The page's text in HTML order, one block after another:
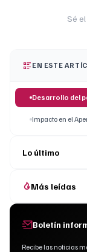
Sé
EN ESTE
Desarrollo del
Impacto en el
Lo último
Más leídas
Boletín
Recibe las noticias